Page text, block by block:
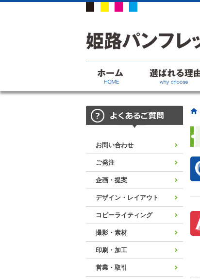
お問い合わせ
ご発注
企画・提案
デザイン・レイアウト
コピーライティング
撮影・素材
印刷・加工
営業・取引